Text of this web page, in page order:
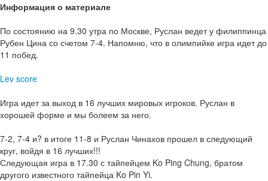
Информация о материале
По состоянию на 9.30 утра по Москве, Руслан ведет у филиппинца
Рубен Цина со счетом 7-4. Напомню, что в олимпийке игра идет до
11 побед.
Lev score
Игра идет за выход в 16 лучших мировых игроков. Руслан в
хорошей форме и мы болеем за него.
7-2, 7-4 и? в итоге 11-8 и Руслан Чинахов прошел в следующий
круг, войдя в 16 лучших!!!
Следующая игра в 17.30 с тайпейцем Ko Ping Chung, братом
другого известного тайпейца Ko Pin Yi.